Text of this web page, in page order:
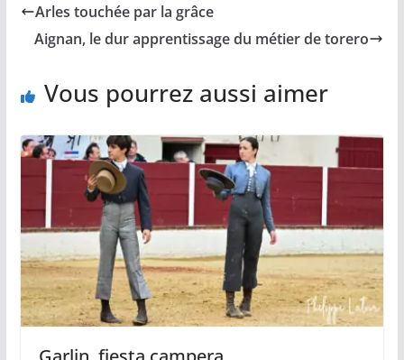
o
o
i
n
k
A
p
g
e
Arles touchée par la grâce
Aignan, le dur apprentissage du métier de torero
Vous pourrez aussi aimer